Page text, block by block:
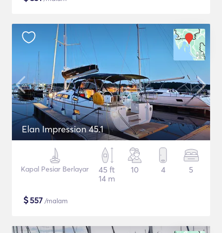
Elan Impression 45.1
Kapal Pesiar Berlayar
45 ft
14 m
10 4 5
$557 /malam